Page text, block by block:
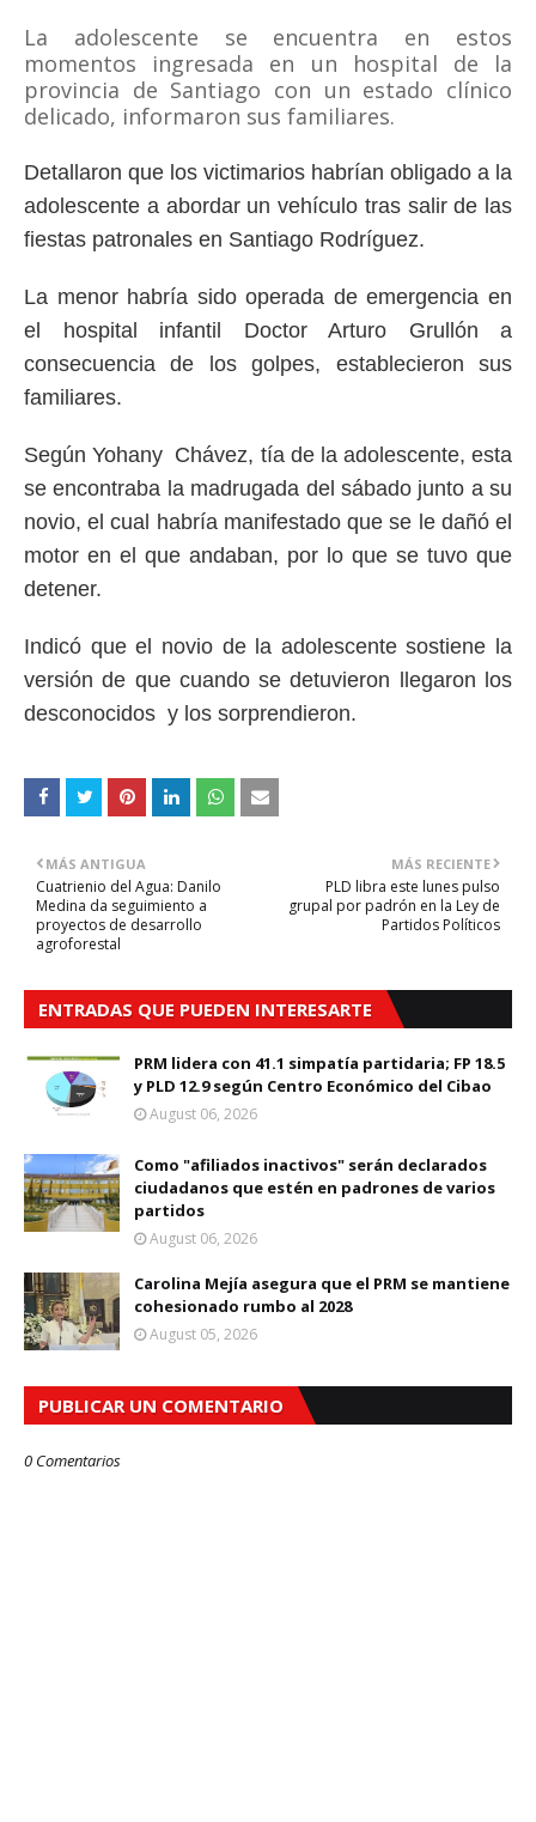
La adolescente se encuentra en estos
momentos ingresada en un hospital de la
provincia de Santiago con un estado clínico
delicado, informaron sus familiares.
Detallaron que los victimarios habrían obligado a la
adolescente a abordar un vehículo tras salir de las
fiestas patronales en Santiago Rodríguez.
La menor habría sido operada de emergencia en
el hospital infantil Doctor Arturo Grullón a
consecuencia de los golpes, establecieron sus
familiares.
Según Yohany Chávez, tía de la adolescente, esta
se encontraba la madrugada del sábado junto a su
novio, el cual habría manifestado que se le dañó el
motor en el que andaban, por lo que se tuvo que
detener.
Indicó que el novio de la adolescente sostiene la
versión de que cuando se detuvieron llegaron los
desconocidos y los sorprendieron.
MÁS RECIENTE
PLD libra este lunes pulso
grupal por padrón en la Ley de
Partidos Políticos
MÁS ANTIGUA
Cuatrienio del Agua: Danilo
Medina da seguimiento a
proyectos de desarrollo
agroforestal
ENTRADAS QUE PUEDEN INTERESARTE
PRM lidera con 41.1 simpatía partidaria; FP 18.5
y PLD 12.9 según Centro Económico del Cibao
August 06, 2026
Como "afiliados inactivos" serán declarados
ciudadanos que estén en padrones de varios
partidos
August 06, 2026
Carolina Mejía asegura que el PRM se mantiene
cohesionado rumbo al 2028
August 05, 2026
PUBLICAR UN COMENTARIO
0 Comentarios